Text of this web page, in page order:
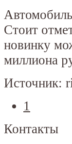
Стоит
новинку
миллиона
Источник:
1
Контакты